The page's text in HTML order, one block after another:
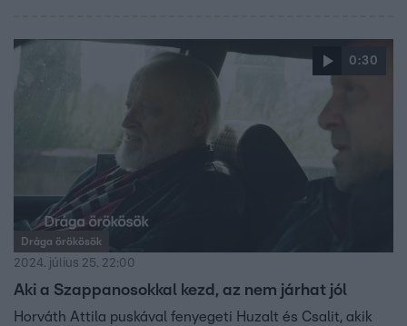
0:30
Drága örökösök
2024. július 25. 22:00
Aki a Szappanosokkal kezd, az nem járhat jól
Horváth Attila puskával fenyegeti Huzalt és Csalit, akik